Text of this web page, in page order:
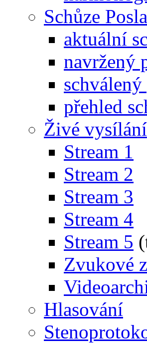
Schůze
aktuální
navržený
schválený
přehled
Živé vysílání
Stream 1
Stream 2
Stream 3
Stream 4
Stream 5
Zvukové
Hlasování